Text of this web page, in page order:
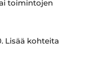
toimintojen
Lisää kohteita